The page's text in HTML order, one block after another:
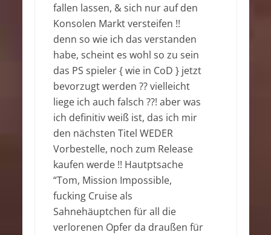
fallen lassen, & sich nur auf den
Konsolen Markt versteifen !!
denn so wie ich das verstanden
habe, scheint es wohl so zu sein
das PS spieler { wie in CoD } jetzt
bevorzugt werden ?? vielleicht
liege ich auch falsch ??! aber was
ich definitiv weiß ist, das ich mir
den nächsten Titel WEDER
Vorbestelle, noch zum Release
kaufen werde !! Hautptsache
“Tom, Mission Impossible,
fucking Cruise als
Sahnehäuptchen für all die
verlorenen Opfer da draußen für